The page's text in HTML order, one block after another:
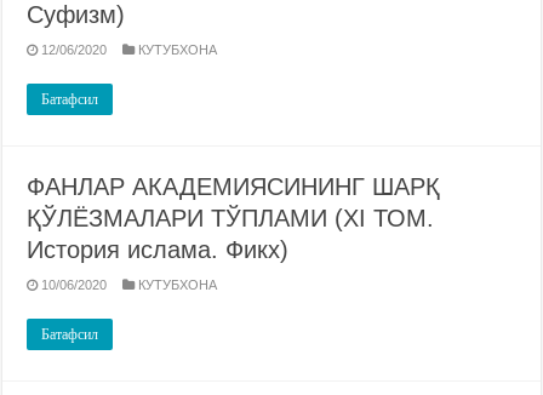
Суфизм)
12/06/2020 КУТУБХОНА
Батафсил
ФАНЛАР АКАДЕМИЯСИНИНГ ШАРҚ
ҚЎЛЁЗМАЛАРИ ТЎПЛАМИ (XI ТОМ.
История ислама. Фикх)
10/06/2020 КУТУБХОНА
Батафсил